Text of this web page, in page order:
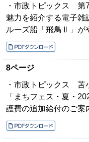
・市政トピックス 第
魅力を紹介する電子雑
ルーズ船「飛鳥Ⅱ」が
8ページ
・市政トピックス 苫
「まちフェス・夏・
護費の追加給付のご案